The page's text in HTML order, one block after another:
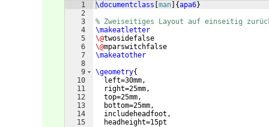
1
2
3
4
5
6
7
8
9
10
11
12
13
14
15
\documentclass man {apa6}
% Zweiseitiges Layout auf einseitig
\makeatletter
\@twosidefalse
\@mparswitchfalse
\makeatother
\geometry{
  left=30mm,
  right=25mm,
  top=25mm,
  bottom=25mm,
  includeheadfoot,
  headheight=15pt